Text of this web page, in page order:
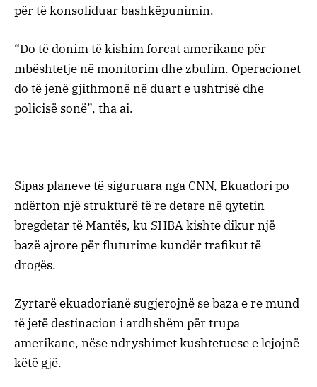
për të konsoliduar bashkëpunimin.
“Do të donim të kishim forcat amerikane për
mbështetje në monitorim dhe zbulim. Operacionet
do të jenë gjithmonë në duart e ushtrisë dhe
policisë sonë”, tha ai.
Sipas planeve të siguruara nga CNN, Ekuadori po
ndërton një strukturë të re detare në qytetin
bregdetar të Mantës, ku SHBA kishte dikur një
bazë ajrore për fluturime kundër trafikut të
drogës.
Zyrtarë ekuadorianë sugjerojnë se baza e re mund
të jetë destinacion i ardhshëm për trupa
amerikane, nëse ndryshimet kushtetuese e lejojnë
këtë gjë.